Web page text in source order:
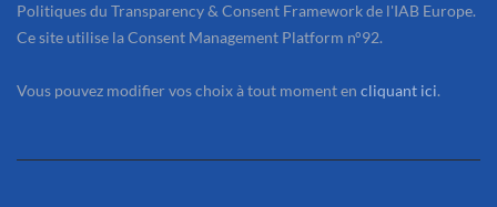
Politiques du Transparency & Consent Framework de l'IAB Europe.
Ce site utilise la Consent Management Platform n°92.
Vous pouvez modifier vos choix à tout moment en cliquant ici.